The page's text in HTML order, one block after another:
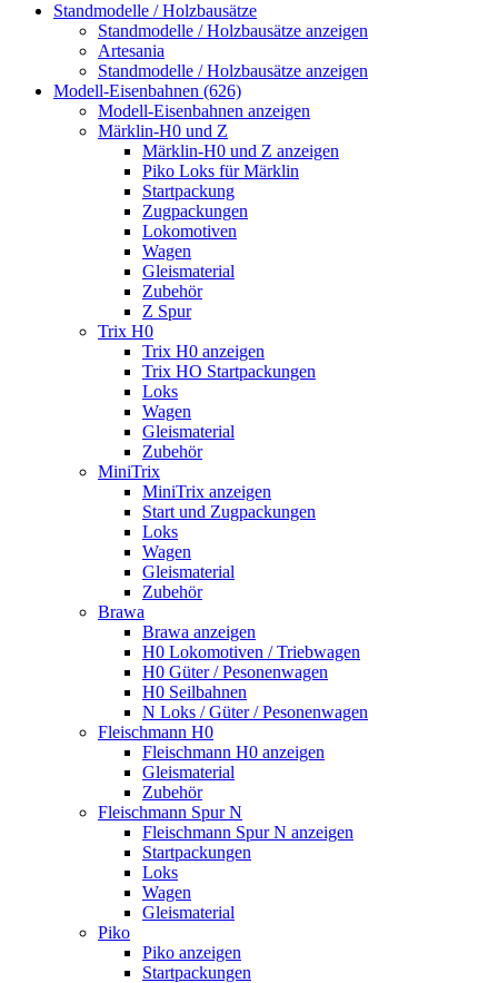
Standmodelle / Holzbausätze
Standmodelle / Holzbausätze anzeigen
Artesania
Standmodelle / Holzbausätze anzeigen
Modell-Eisenbahnen (626)
Modell-Eisenbahnen anzeigen
Märklin-H0 und Z
Märklin-H0 und Z anzeigen
Piko Loks für Märklin
Startpackung
Zugpackungen
Lokomotiven
Wagen
Gleismaterial
Zubehör
Z Spur
Trix H0
Trix H0 anzeigen
Trix HO Startpackungen
Loks
Wagen
Gleismaterial
Zubehör
MiniTrix
MiniTrix anzeigen
Start und Zugpackungen
Loks
Wagen
Gleismaterial
Zubehör
Brawa
Brawa anzeigen
H0 Lokomotiven / Triebwagen
H0 Güter / Pesonenwagen
H0 Seilbahnen
N Loks / Güter / Pesonenwagen
Fleischmann H0
Fleischmann H0 anzeigen
Gleismaterial
Zubehör
Fleischmann Spur N
Fleischmann Spur N anzeigen
Startpackungen
Loks
Wagen
Gleismaterial
Piko
Piko anzeigen
Startpackungen